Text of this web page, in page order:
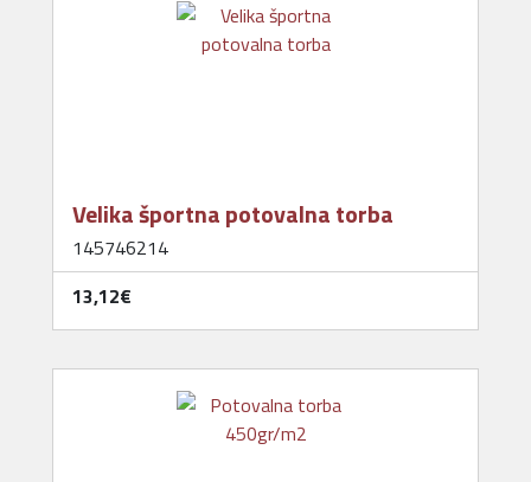
Velika športna potovalna torba
145746214
13,12‎€